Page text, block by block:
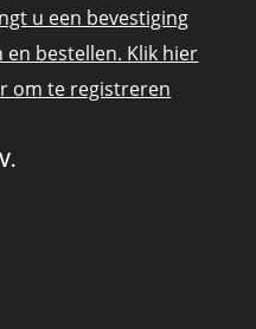
u een bevestiging
bestellen. Klik hier
om te registreren